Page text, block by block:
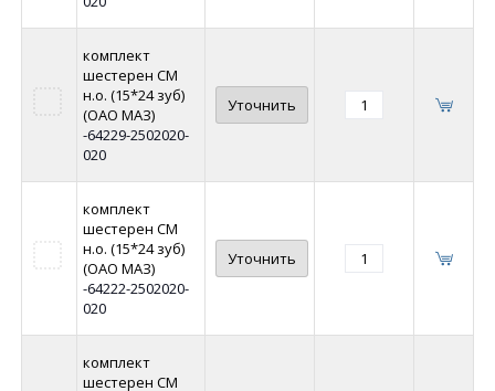
комплект
шестерен СМ
н.о. (15*24 зуб)
(ОАО МАЗ)
-64229-2502020-
020
Уточнить
комплект
шестерен СМ
н.о. (15*24 зуб)
(ОАО МАЗ)
-64222-2502020-
020
Уточнить
комплект
шестерен СМ